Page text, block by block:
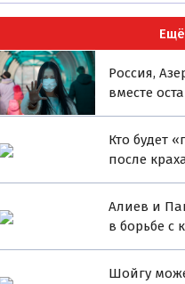
Россия,
вместе
Кто будет
после
Алиев и
в борьбе с
Шойгу